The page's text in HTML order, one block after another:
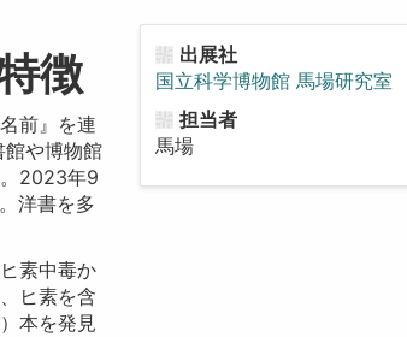
徴
前』を連
や博物館
2023年9
洋書を多
素中毒か
ヒ素を含
本を発見
出展社
国立科学博物館 馬場研究室
担当者
馬場